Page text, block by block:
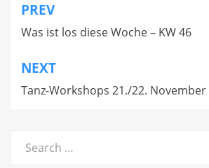
Beitragsnavigation
PREV
Was ist los diese Woche – KW 46
NEXT
Tanz-Workshops 21./22. November
for: